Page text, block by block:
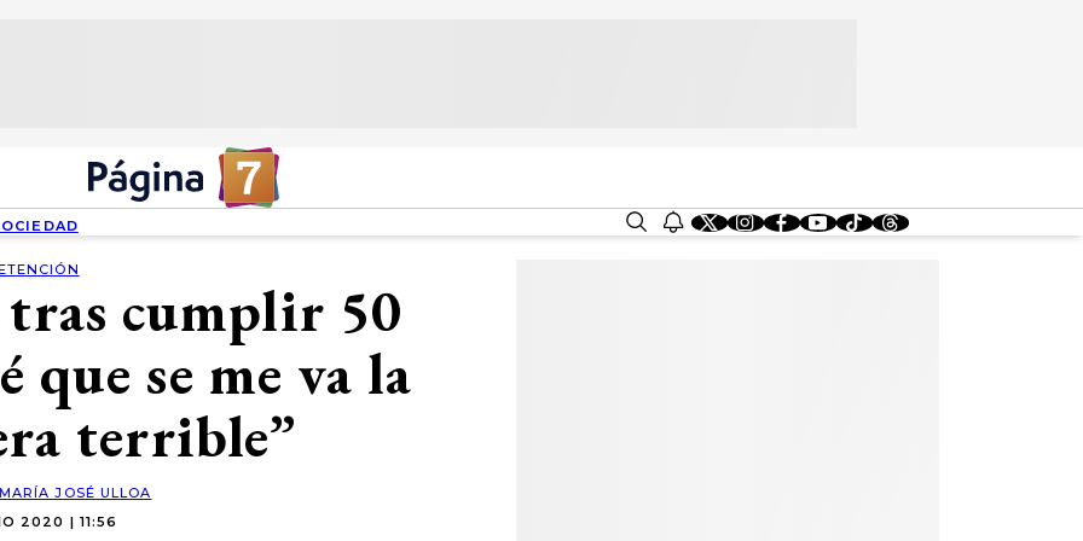
tras cumplir 50
que se me va la
terrible”
MARÍA JOSÉ ULLOA
2020 | 11:56